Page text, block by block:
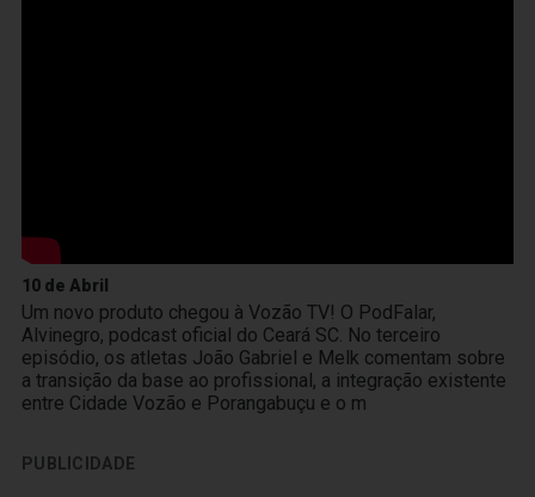
10 de Abril
Um novo produto chegou à Vozão TV! O PodFalar,
Alvinegro, podcast oficial do Ceará SC. No terceiro
episódio, os atletas João Gabriel e Melk comentam sobre
a transição da base ao profissional, a integração existente
entre Cidade Vozão e Porangabuçu e o m
PUBLICIDADE